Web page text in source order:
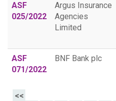
ASF
025/2022
Argus Insurance
Agencies
Limited
ASF
071/2022
BNF Bank plc
<<